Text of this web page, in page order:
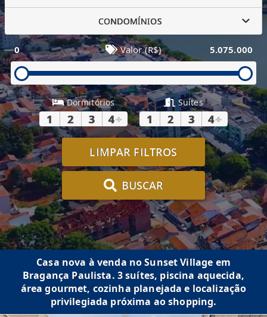
CONDOMÍNIOS
0 Valor (R$) 5.075.000
Dormitórios
1 2 3 4+
Suítes
1 2 3 4+
LIMPAR FILTROS
BUSCAR
Casa nova à venda no Sunset Village em
Bragança Paulista. 3 suítes, piscina aquecida,
área gourmet, cozinha planejada e localização
privilegiada próxima ao shopping.